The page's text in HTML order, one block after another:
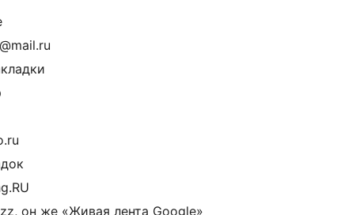
он же «Живая лента Google»